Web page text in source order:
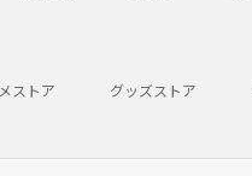
ストア グッズストア